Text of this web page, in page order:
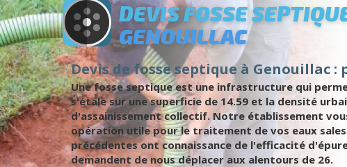
DEVIS FOSSE
GENOUILLAC
Devis de fosse septique à Genouillac :
Une fosse septique est une infrastructure qui
s'étale sur une superficie de 14.59 et la densité
d'assainissement collectif. Notre établissement
opération utile pour le traitement de vos eaux
précédentes ont connaissance de l'efficacité
demandent de nous déplacer aux alentours de 26.